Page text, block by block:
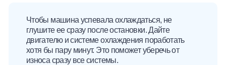
Чтобы машина успевала охлаждаться, не
глушите ее сразу после остановки. Дайте
двигателю и системе охлаждения поработать
хотя бы пару минут. Это поможет уберечь от
износа сразу все системы.